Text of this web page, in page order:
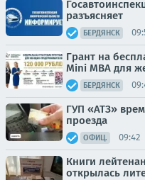
разъясняет
БЕРДЯНСК
Грант на
Mini MBA для
БЕРДЯНСК
ГУП «АТЗ»
проезда
ОФИЦ. 09:42
Книги
открылась